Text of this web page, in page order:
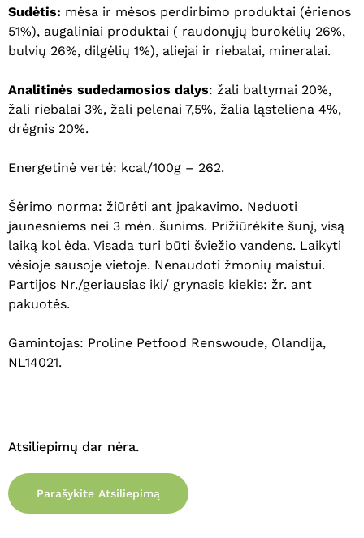
Sudėtis: mėsa ir mėsos perdirbimo produktai (ėrienos
51%), augaliniai produktai ( raudonųjų burokėlių 26%,
bulvių 26%, dilgėlių 1%), aliejai ir riebalai, mineralai.
Analitinės sudedamosios dalys: žali baltymai 20%,
žali riebalai 3%, žali pelenai 7,5%, žalia ląsteliena 4%,
drėgnis 20%.
Energetinė vertė: kcal/100g – 262.
Šėrimo norma: žiūrėti ant įpakavimo. Neduoti
jaunesniems nei 3 mėn. šunims. Prižiūrėkite šunį, visą
laiką kol ėda. Visada turi būti šviežio vandens. Laikyti
vėsioje sausoje vietoje. Nenaudoti žmonių maistui.
Partijos Nr./geriausias iki/ grynasis kiekis: žr. ant
pakuotės.
Gamintojas: Proline Petfood Renswoude, Olandija,
NL14021.
Atsiliepimų dar nėra.
Parašykite Atsiliepimą